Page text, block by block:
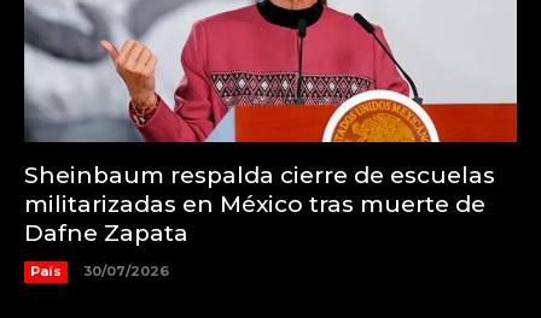
Sheinbaum respalda cierre de escuelas
militarizadas en México tras muerte de
Dafne Zapata
País 30/07/2026